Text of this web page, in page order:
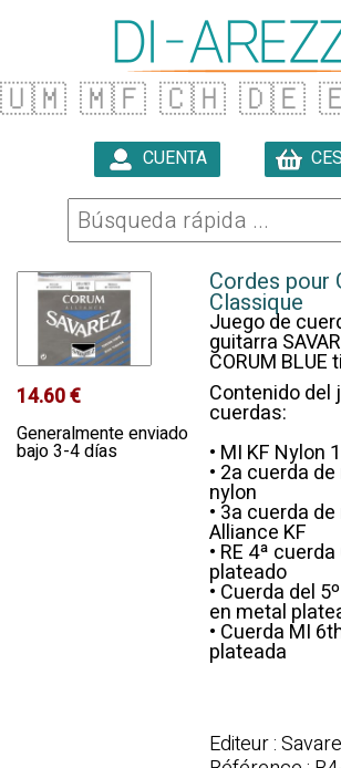
🇺🇲 🇲🇫 🇨🇭 🇩🇪
CUENTA
14.60 €
Generalmente enviado
bajo 3-4 días
Cordes pour
Classique
Juego de
guitarra
CORUM
Contenido del
cuerdas:
• MI KF Nylon
• 2a cuerda
nylon
• 3a cuerda
Alliance KF
• RE 4ª
plateado
• Cuerda del
en metal
• Cuerda MI
plateada
Editeur :